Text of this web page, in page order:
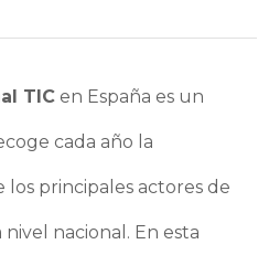
TIC en España es un
cada año la
principales actores de
nacional. En esta